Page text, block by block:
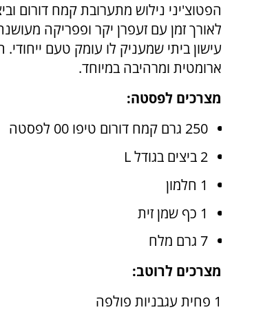
הפטוצ'יני נילוש מתערובת קמח דורום
לאורך זמן עם זעפרן יקר ופפריקה
עישון ביתי שמעניק לו עומק טעם
ארומטית ומרהיבה במיוחד.
מצרכים לפסטה:
250 גרם קמח דורום טיפו 00 לפסטה
2 ביצים בגודל L
1 חלמון
1 כף שמן זית
7 גרם מלח
מצרכים לרוטב:
1 פחית עגבניות פולפה